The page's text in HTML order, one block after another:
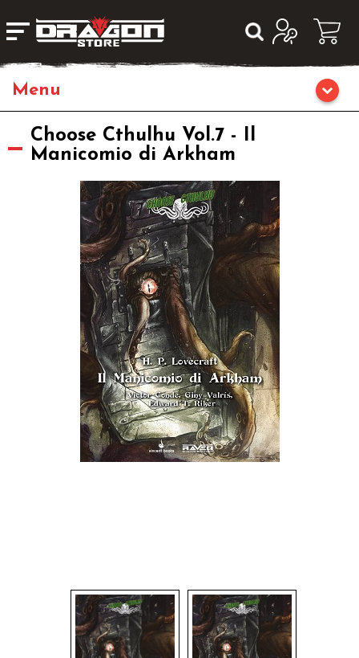
Giochi da Tavolo
Giochi di Carte Collezionabili
Giocattoli e Gadget
Choose Cthulhu Vol.7 - Il
Manicomio di Arkham